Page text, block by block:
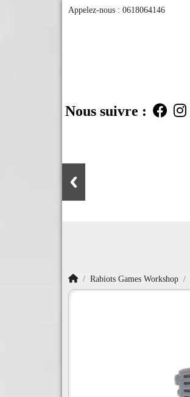
Appelez-nous : 0618064146
Nous suivre :
AccueilRabiots Games Workshop